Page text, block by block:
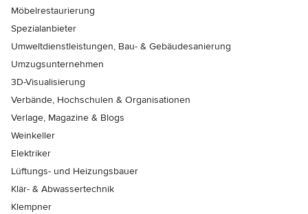
Möbelrestaurierung
Spezialanbieter
Umweltdienstleistungen, Bau- & Gebäudesanierung
Umzugsunternehmen
3D-Visualisierung
Verbände, Hochschulen & Organisationen
Verlage, Magazine & Blogs
Weinkeller
Elektriker
Lüftungs- und Heizungsbauer
Klär- & Abwassertechnik
Klempner